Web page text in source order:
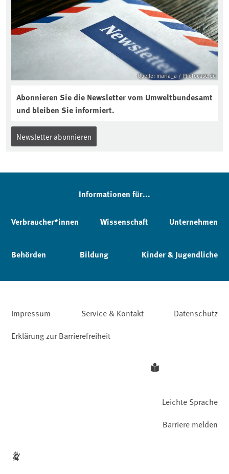
Quelle: maria_a / Photocase.de
Abonnieren Sie die Newsletter vom Umweltbundesamt
und bleiben Sie informiert.
Newsletter abonnieren
Informationen für...
Verbraucher*innen Wissenschaft Unternehmen
Behörden Bildung Kinder & Jugendliche
Impressum Service & Kontakt
Datenschutz
Erklärung zur Barrierefreiheit
Leichte Sprache
Barriere melden